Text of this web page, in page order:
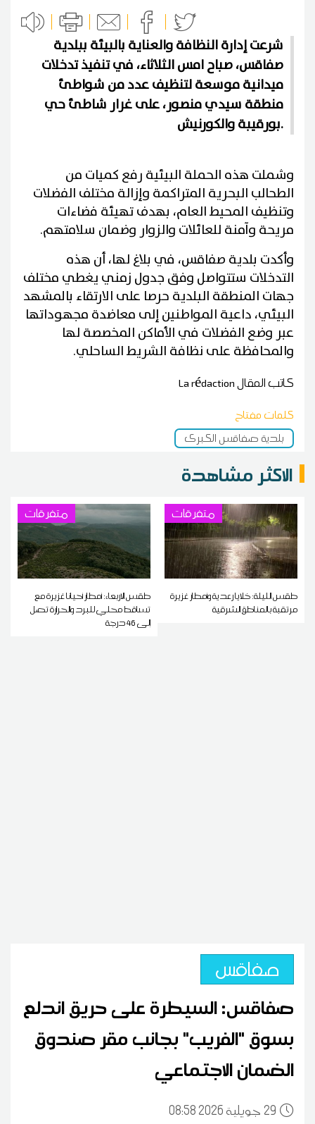
شرعت إدارة النظافة والعناية بالبيئة ببلدية
صفاقس، صباح امس الثلاثاء، في تنفيذ تدخلات
ميدانية موسعة لتنظيف عدد من شواطئ
منطقة سيدي منصور، على غرار شاطئ حي
بورقيبة والكورنيش.
وشملت هذه الحملة البيئية رفع كميات من
الطحالب البحرية المتراكمة وإزالة مختلف الفضلات
وتنظيف المحيط العام، بهدف تهيئة فضاءات
مريحة وآمنة للعائلات والزوار وضمان سلامتهم.
وأكدت بلدية صفاقس، في بلاغ لها، أن هذه
التدخلات ستتواصل وفق جدول زمني يغطي مختلف
جهات المنطقة البلدية حرصا على الارتقاء بالمشهد
البيئي، داعية المواطنين إلى معاضدة مجهوداتها
عبر وضع الفضلات في الأماكن المخصصة لها
والمحافظة على نظافة الشريط الساحلي.
كاتب المقالLa rédaction
كلمات مفتاح
بلدية صفاقس الكبرى
الاكثر مشاهدة
متفرقات
طقس الليلة: خلايا رعدية وأمطار غزيرة
مرتقبة بالمناطق الشرقية
متفرقات
طقس الاربعاء: أمطار أحيانا غزيرة مع
تساقط محلي للبرد والحرارة تصل
إلى 46 درجة
صفاقس
صفاقس: السيطرة على حريق اندلع
بسوق "الفريب" بجانب مقر صندوق
الضمان الاجتماعي
29 08:58 2026 جويلية